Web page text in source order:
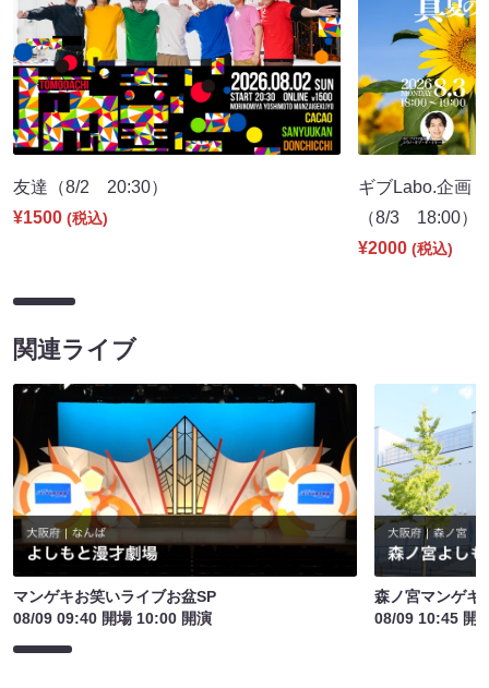
友達（8/2 20:30）
¥1500 (税込)
ギブLabo.企画
（8/3 18:00）
¥2000 (税込)
関連ライブ
マンゲキお笑いライブお盆SP
08/09 09:40 開場 10:00 開演
森ノ宮マンゲキ
08/09 10:45 開